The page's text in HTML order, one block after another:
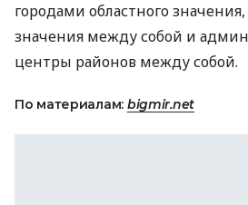
городами областного
значения между собой и
центры районов между собой.
По материалам: bigmir.net